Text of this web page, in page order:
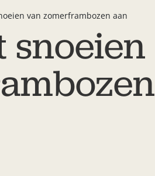
van zomerframbozen aan
snoeien